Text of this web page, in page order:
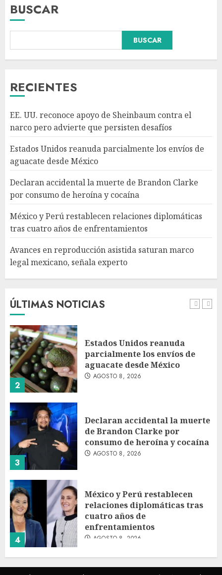
BUSCAR
BUSCAR
RECIENTES
EE. UU. reconoce apoyo de Sheinbaum contra el
narco pero advierte que persisten desafíos
Estados Unidos reanuda parcialmente los envíos de
aguacate desde México
Declaran accidental la muerte de Brandon Clarke
por consumo de heroína y cocaína
México y Perú restablecen relaciones diplomáticas
tras cuatro años de enfrentamientos
Avances en reproducción asistida saturan marco
legal mexicano, señala experto
ÚLTIMAS NOTICIAS
Declaran accidental la muerte
de Brandon Clarke por
4
relaciones diplomáticas tras
cuatro años de
enfrentamientos
AGOSTO 8, 2026
5
Avances en reproducción
asistida saturan marco legal
mexicano, señala experto
AGOSTO 8, 2026
1
EE. UU. reconoce apoyo de
AGOSTO 8, 2026
2
Estados Unidos reanuda
parcialmente los envíos de
aguacate desde México
AGOSTO 8, 2026
3
Declaran accidental la muerte
de Brandon Clarke por
consumo de heroína y cocaína
AGOSTO 8, 2026
4
México y Perú restablecen
relaciones diplomáticas tras
cuatro años de
enfrentamientos
AGOSTO 8, 2026